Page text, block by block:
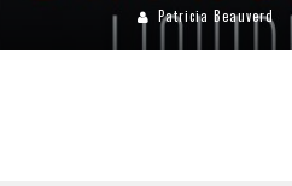
Patricia Beauverd